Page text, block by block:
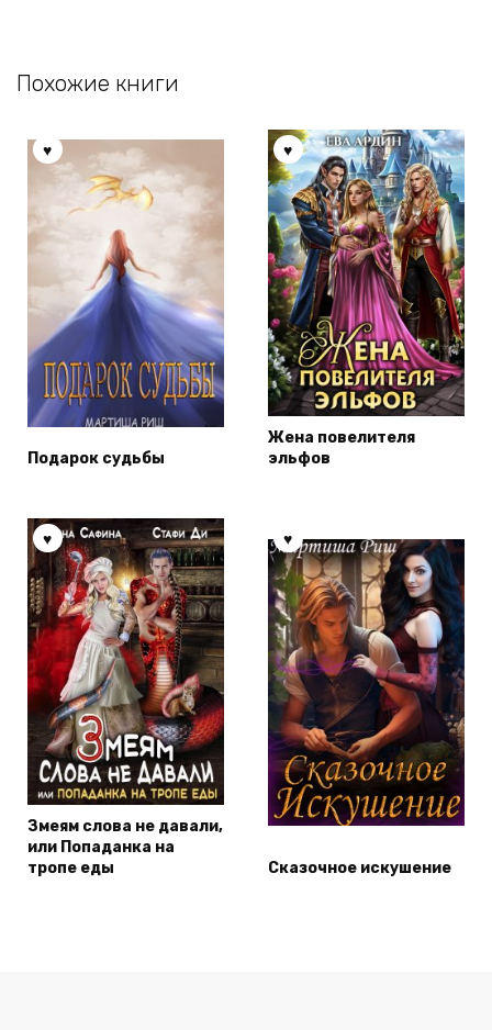
Похожие книги
Подарок судьбы
Жена повелителя
эльфов
Змеям слова не давали,
или Попаданка на
тропе еды
Сказочное искушение